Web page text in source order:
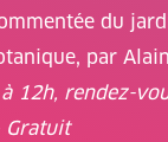
du
par
12h, rendez-
Gratuit